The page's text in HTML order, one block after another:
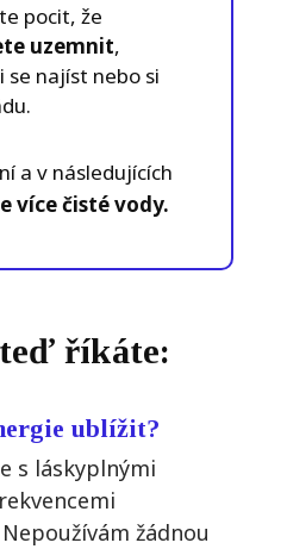
pocit, že
uzemnit,
se najíst nebo si
a v následujících
více čisté vody.
říkáte:
ublížit?
s láskyplnými
žádnou